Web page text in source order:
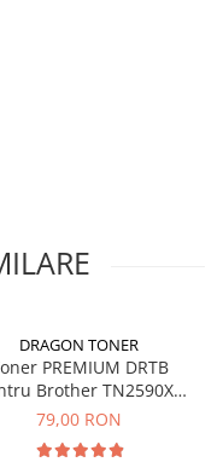
DRAGON TONER
PREMIUM DRTB
Brother TN2590XL
(Negru), 3k pagini
79,00 RON